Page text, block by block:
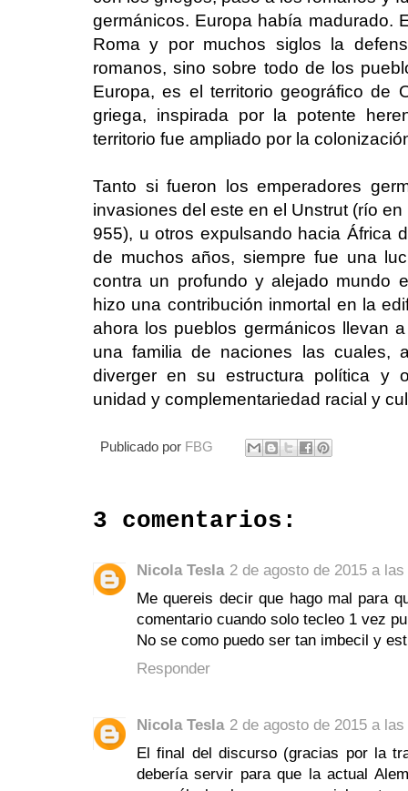
germánicos. Europa había madurado.
Roma y por muchos siglos la
romanos, sino sobre todo de los
Europa, es el territorio geográfico de
griega, inspirada por la potente
territorio fue ampliado por la
Tanto si fueron los emperadores
invasiones del este en el Unstrut (río
955), u otros expulsando hacia África
de muchos años, siempre fue una
contra un profundo y alejado mundo
hizo una contribución inmortal en la
ahora los pueblos germánicos llevan
una familia de naciones las cuales,
diverger en su estructura política y
unidad y complementariedad racial y
Publicado por FBG
3 comentarios:
Nicola Tesla 2 de agosto de 2015 a las
Me quereis decir que hago mal para
comentario cuando solo tecleo 1 vez
No se como puedo ser tan imbecil y
Responder
Nicola Tesla 2 de agosto de 2015 a las
El final del discurso (gracias por la
debería servir para que la actual